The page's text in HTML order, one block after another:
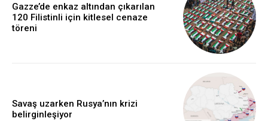
Gazze’de enkaz altından çıkarılan
120 Filistinli için kitlesel cenaze
töreni
Savaş uzarken Rusya’nın krizi
belirginleşiyor